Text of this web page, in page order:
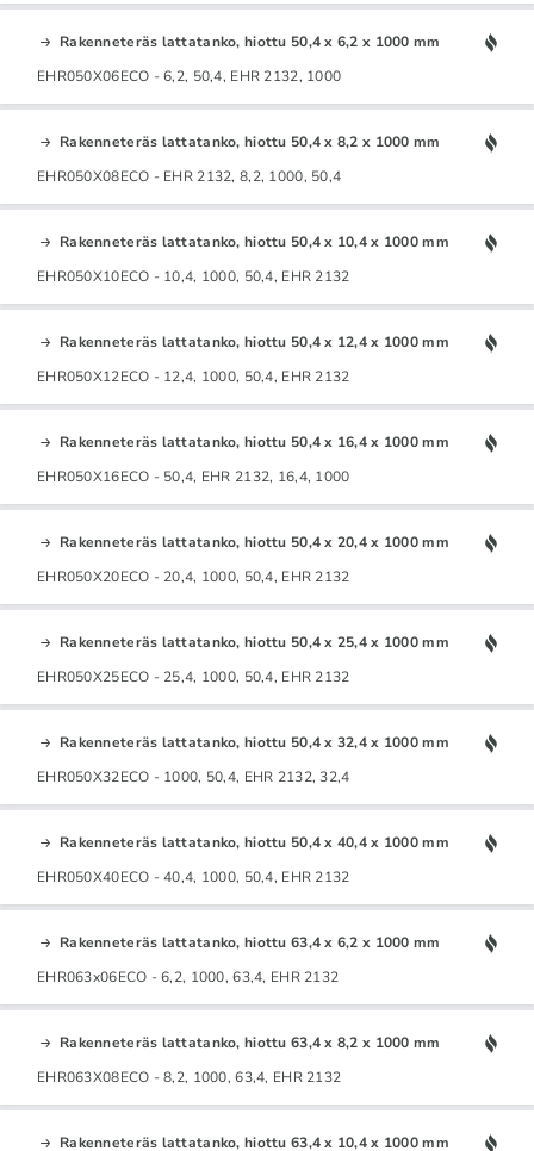
Rakenneteräs lattatanko, hiottu 50,4 x 6,2 x 1000 mm
EHR050X06ECO - 6,2, 50,4, EHR 2132, 1000
Rakenneteräs lattatanko, hiottu 50,4 x 8,2 x 1000 mm
EHR050X08ECO - EHR 2132, 8,2, 1000, 50,4
Rakenneteräs lattatanko, hiottu 50,4 x 10,4 x 1000 mm
EHR050X10ECO - 10,4, 1000, 50,4, EHR 2132
Rakenneteräs lattatanko, hiottu 50,4 x 12,4 x 1000 mm
EHR050X12ECO - 12,4, 1000, 50,4, EHR 2132
Rakenneteräs lattatanko, hiottu 50,4 x 16,4 x 1000 mm
EHR050X16ECO - 50,4, EHR 2132, 16,4, 1000
Rakenneteräs lattatanko, hiottu 50,4 x 20,4 x 1000 mm
EHR050X20ECO - 20,4, 1000, 50,4, EHR 2132
Rakenneteräs lattatanko, hiottu 50,4 x 25,4 x 1000 mm
EHR050X25ECO - 25,4, 1000, 50,4, EHR 2132
Rakenneteräs lattatanko, hiottu 50,4 x 32,4 x 1000 mm
EHR050X32ECO - 1000, 50,4, EHR 2132, 32,4
Rakenneteräs lattatanko, hiottu 50,4 x 40,4 x 1000 mm
EHR050X40ECO - 40,4, 1000, 50,4, EHR 2132
Rakenneteräs lattatanko, hiottu 63,4 x 6,2 x 1000 mm
EHR063x06ECO - 6,2, 1000, 63,4, EHR 2132
Rakenneteräs lattatanko, hiottu 63,4 x 8,2 x 1000 mm
EHR063X08ECO - 8,2, 1000, 63,4, EHR 2132
Rakenneteräs lattatanko, hiottu 63,4 x 10,4 x 1000 mm